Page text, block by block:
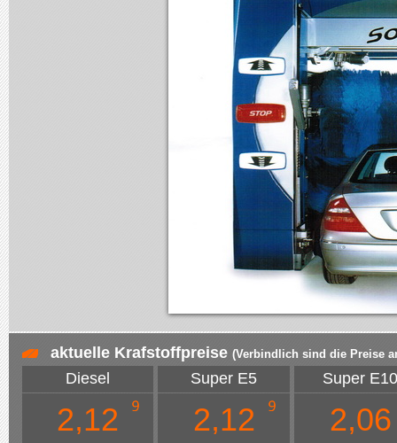
aktuelle Krafstoffpreise (Verbindlich sind die Preise
Diesel Super E5 Super E10
2,12 2,12 2,06